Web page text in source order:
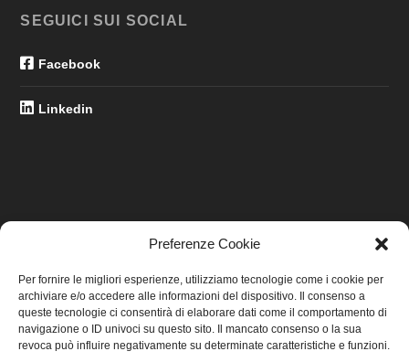
Preferenze Cookie
Per fornire le migliori esperienze, utilizziamo tecnologie come i cookie per
archiviare e/o accedere alle informazioni del dispositivo. Il consenso a
queste tecnologie ci consentirà di elaborare dati come il comportamento di
navigazione o ID univoci su questo sito. Il mancato consenso o la sua
revoca può influire negativamente su determinate caratteristiche e funzioni.
SEGUICI SUI SOCIAL
Facebook
Linkedin
Home
Privacy